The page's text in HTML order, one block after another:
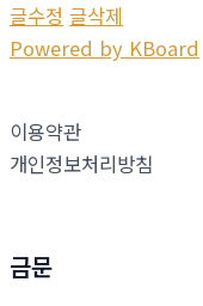
글수정 글삭제
Powered by KBoard
이용약관
개인정보처리방침
금문